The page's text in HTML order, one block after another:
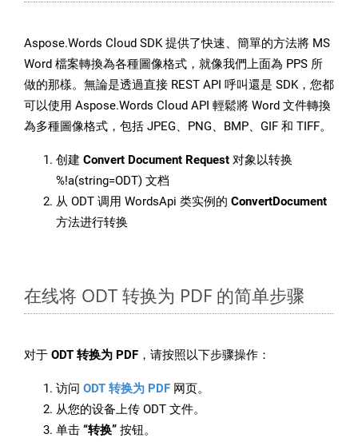
Aspose.Words Cloud SDK 提供了快速、簡單的方法將 MS
Word 檔案轉換為各種圖像格式，就像我們上面為 PPS 所
做的那樣。無論是透過直接 REST API 呼叫還是 SDK，您都
可以使用 Aspose.Words Cloud API 輕鬆將 Word 文件轉換
為多種圖像格式，包括 JPEG、PNG、BMP、GIF 和 TIFF。
创建 Convert Document Request 对象以转换
%!a(string=ODT) 文档
从 ODT 调用 WordsApi 类实例的 ConvertDocument
方法进行转换
在线将 ODT 转换为 PDF 的简单步骤
对于 ODT 转换为 PDF ，请按照以下步骤操作：
访问 ODT 转换为 PDF 网页。
从您的设备上传 ODT 文件。
单击 “转换” 按钮。